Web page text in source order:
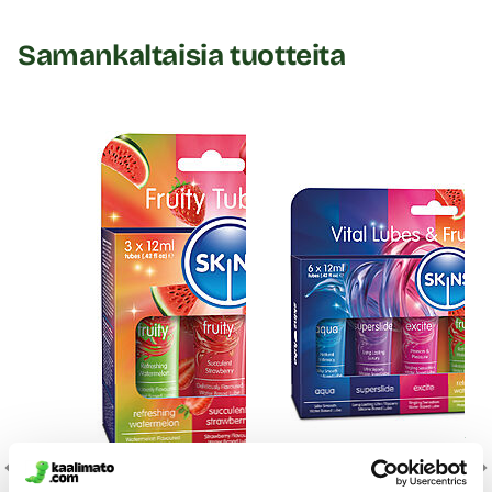
Samankaltaisia tuotteita